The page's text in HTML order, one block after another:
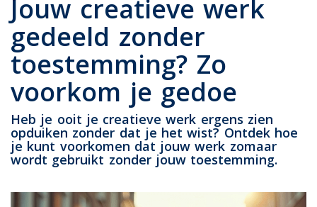
Jouw creatieve werk
gedeeld zonder
toestemming? Zo
voorkom je gedoe
Heb je ooit je creatieve werk ergens zien
opduiken zonder dat je het wist? Ontdek hoe
je kunt voorkomen dat jouw werk zomaar
wordt gebruikt zonder jouw toestemming.